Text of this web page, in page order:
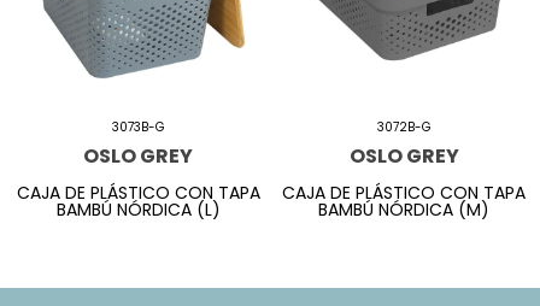
3073B-G
OSLO GREY
CAJA DE PLÁSTICO CON TAPA
BAMBÚ NÓRDICA (L)
3072B-G
OSLO GREY
CAJA DE PLÁSTICO CON TAPA
BAMBÚ NÓRDICA (M)